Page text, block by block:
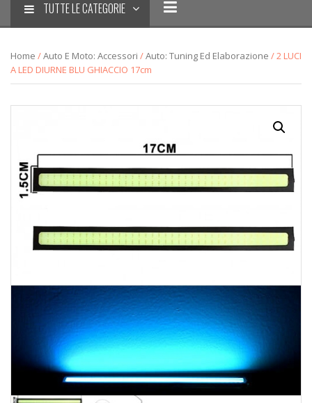
TUTTE LE CATEGORIE
Home /Auto E Moto: Accessori /Auto: Tuning Ed Elaborazione / 2 LUCI
A LED DIURNE BLU GHIACCIO 17cm